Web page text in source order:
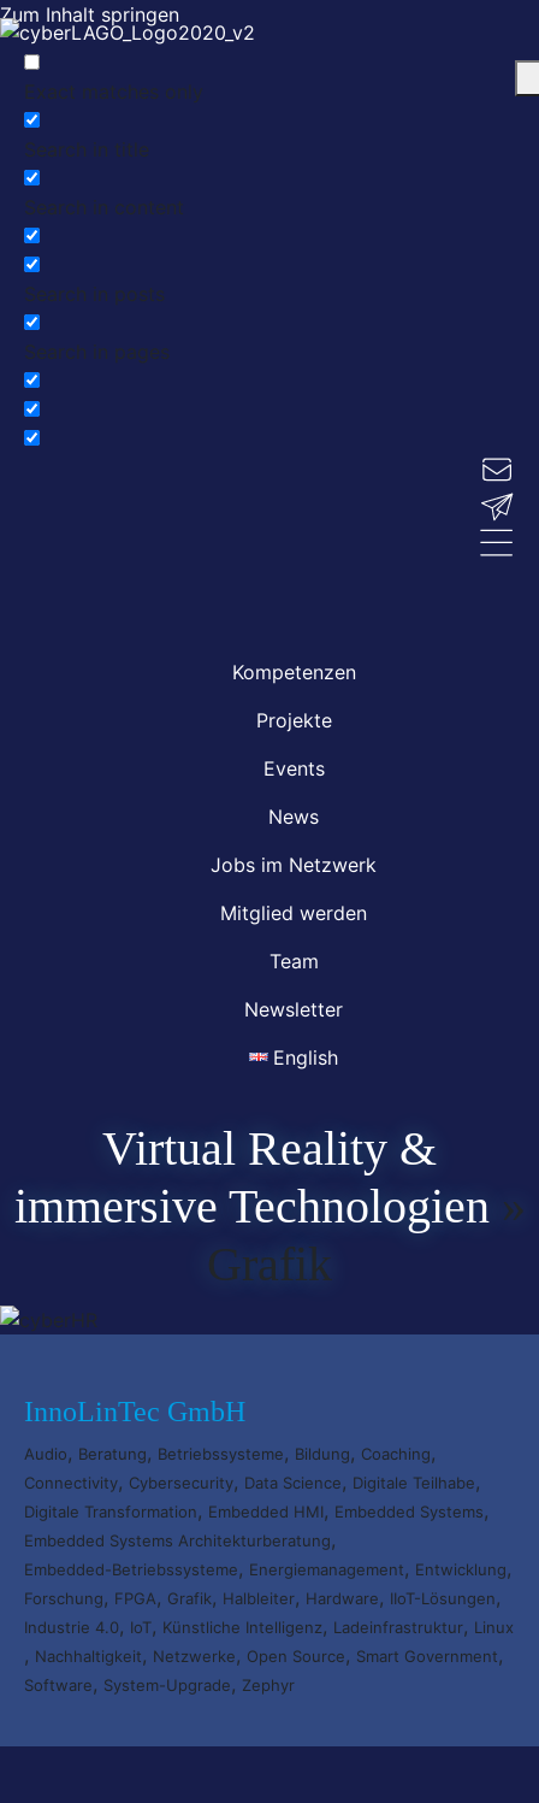
Zum Inhalt springen
Exact matches only
Search in title
Search in content
Search in posts
Search in pages
Kompetenzen
Projekte
Events
News
Jobs im Netzwerk
Mitglied werden
Team
Newsletter
English
Virtual Reality &
immersive Technologien»
Grafik
InnoLinTec GmbH
Audio, Beratung, Betriebssysteme, Bildung, Coaching,
Connectivity, Cybersecurity, Data Science, Digitale Teilhabe,
Digitale Transformation, Embedded HMI, Embedded Systems,
Embedded Systems Architekturberatung,
Embedded-Betriebssysteme, Energiemanagement, Entwicklung,
Forschung, FPGA, Grafik, Halbleiter, Hardware, IIoT-Lösungen,
Industrie 4.0, IoT, Künstliche Intelligenz, Ladeinfrastruktur, Linux
, Nachhaltigkeit, Netzwerke, Open Source, Smart Government,
Software, System-Upgrade, Zephyr